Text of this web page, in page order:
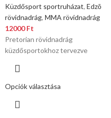
Küzdősport sportruházat, Edzõ
rövidnadrág, MMA rövidnadrág
12000Ft
Pretorian rövidnadrág
küzdősportokhoz tervezve
Opciók választása